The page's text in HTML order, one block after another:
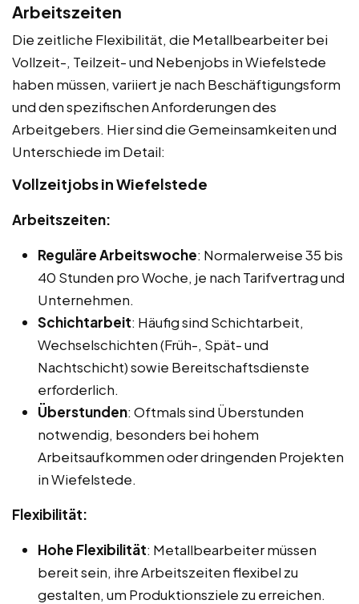
Arbeitszeiten
Die zeitliche Flexibilität, die Metallbearbeiter bei
Vollzeit-, Teilzeit- und Nebenjobs in Wiefelstede
haben müssen, variiert je nach Beschäftigungsform
und den spezifischen Anforderungen des
Arbeitgebers. Hier sind die Gemeinsamkeiten und
Unterschiede im Detail:
Vollzeitjobs in Wiefelstede
Arbeitszeiten:
Reguläre Arbeitswoche: Normalerweise 35 bis
40 Stunden pro Woche, je nach Tarifvertrag und
Unternehmen.
Schichtarbeit: Häufig sind Schichtarbeit,
Wechselschichten (Früh-, Spät- und
Nachtschicht) sowie Bereitschaftsdienste
erforderlich.
Überstunden: Oftmals sind Überstunden
notwendig, besonders bei hohem
Arbeitsaufkommen oder dringenden Projekten
in Wiefelstede.
Flexibilität:
Hohe Flexibilität: Metallbearbeiter müssen
bereit sein, ihre Arbeitszeiten flexibel zu
gestalten, um Produktionsziele zu erreichen.